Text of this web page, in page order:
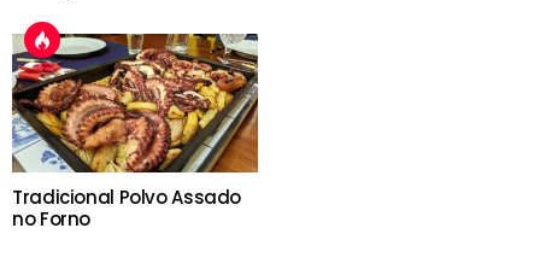
Tradicional Polvo Assado
no Forno